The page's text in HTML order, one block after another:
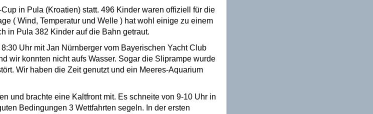
in Pula (Kroatien) statt. 496 Kinder waren offiziell für die
( Wind, Temperatur und Welle ) hat wohl einige zu einem
in Pula 382 Kinder auf die Bahn getraut.
8:30 Uhr mit Jan Nürnberger vom Bayerischen Yacht Club
wir konnten nicht aufs Wasser. Sogar die Sliprampe wurde
Wir haben die Zeit genutzt und ein Meeres-Aquarium
und brachte eine Kaltfront mit. Es schneite von 9-10 Uhr in
Bedingungen 3 Wettfahrten segeln. In der ersten